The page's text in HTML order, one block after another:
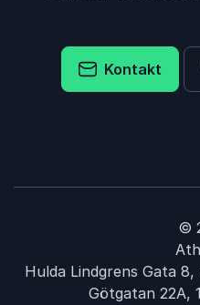
Kontakt
©
Hulda Lindgrens Gata 8,
Götgatan 22A,